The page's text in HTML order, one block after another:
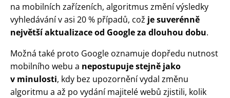
na mobilních zařízeních, algoritmus změní výsledky
vyhledávání v asi 20 % případů, což je suverénně
největší aktualizace od Google za dlouhou dobu.
Možná také proto Google oznamuje dopředu nutnost
mobilního webu a nepostupuje stejně jako
v minulosti, kdy bez upozornění vydal změnu
algoritmu a až po vydání majitelé webů zjistili, kolik